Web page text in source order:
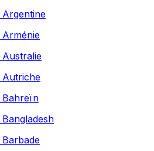
Argentine
Arménie
Australie
Autriche
Bahreïn
Bangladesh
Barbade